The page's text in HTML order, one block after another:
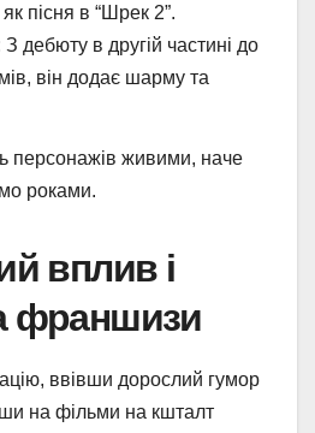
пісня в “Шрек 2”.
З дебюту в другій частині до
він додає шарму та
персонажів живими, наче
роками.
вплив і
франшизи
ввівши дорослий гумор
на фільми на кшталт